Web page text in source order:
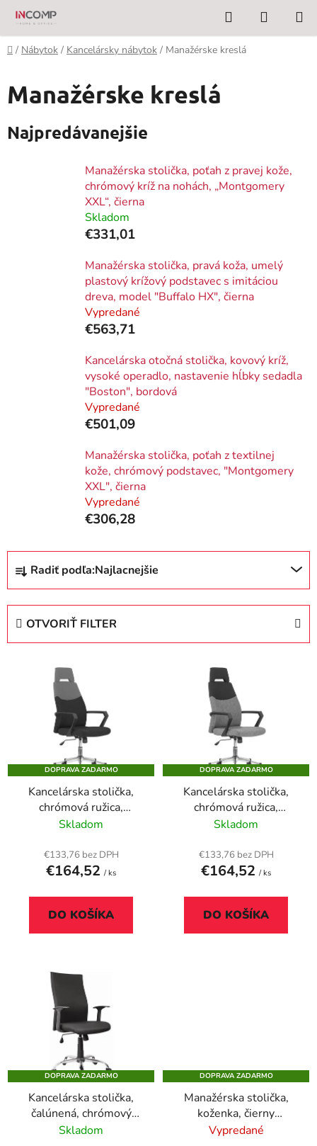
Prejsť
obsah
Hľadať
KOŠÍK
Domov
/ Nábytok / Kancelársky nábytok / Manažérske kreslá
Manažérske kreslá
Najpredávanejšie
Manažérska stolička, poťah z pravej kože,
chrómový kríž na nohách, „Montgomery
XXL“, čierna
Skladom
€331,01
Manažérska stolička, pravá koža, umelý
plastový krížový podstavec s imitáciou
dreva, model "Buffalo HX", čierna
Vypredané
€563,71
Kancelárska otočná stolička, kovový kríž,
vysoké operadlo, nastavenie hĺbky sedadla
"Boston", bordová
Vypredané
€501,09
Manažérska stolička, poťah z textilnej
kože, chrómový podstavec, "Montgomery
XXL", čierna
Vypredané
€306,28
R
d
u
k
Radiť podľa:Najlacnejšie
OTVORIŤ FILTER
p
r
DOPRAVA ZADARMO
Kancelárska stolička,
chrómová ružica,
opierka hlavy,
Skladom
€133,76 bez DPH
€164,52 / ks
DO KOŠÍKA
DOPRAVA ZADARMO
Kancelárska stolička,
chrómová ružica,
opierka hlavy,
Skladom
€133,76 bez DPH
€164,52 / ks
DO KOŠÍKA
DOPRAVA ZADARMO
Kancelárska stolička,
čalúnená, chrómový
podstavec, "TEXAS",
Skladom
DOPRAVA ZADARMO
Manažérska stolička,
koženka, čierny
podstavec,
Vypredané